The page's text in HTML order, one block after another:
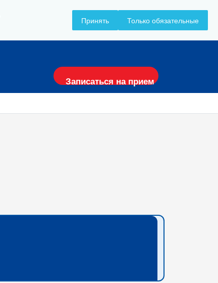
Принять Только обязательные
+7 (8617) 797-157
Записаться на прием